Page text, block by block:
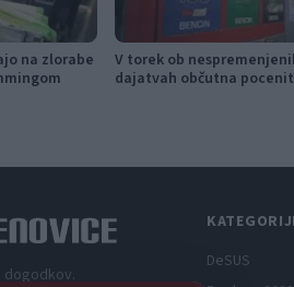
na zlorabe
V torek ob
dajatvah občutna
dogodkov.
DeSUS